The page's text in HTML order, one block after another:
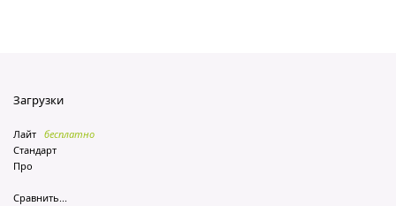
Загрузки
Лайт бесплатно
Стандарт
Про
Сравнить...